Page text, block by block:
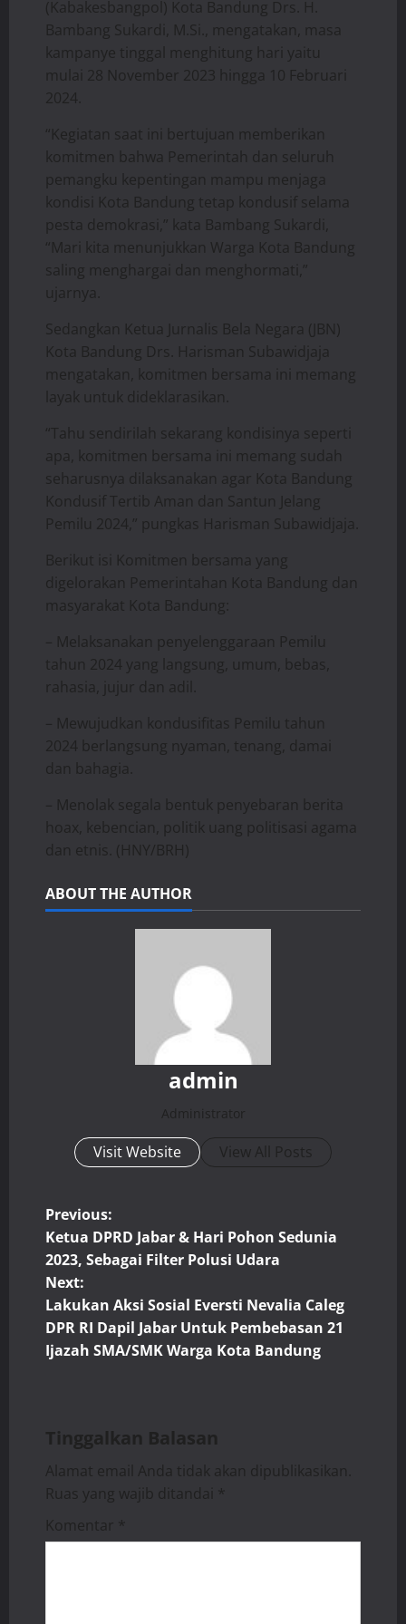
(Kabakesbangpol) Kota Bandung Drs. H.
Bambang Sukardi, M.Si., mengatakan, masa
kampanye tinggal menghitung hari yaitu
mulai 28 November 2023 hingga 10 Februari
2024.
“Kegiatan saat ini bertujuan memberikan
komitmen bahwa Pemerintah dan seluruh
pemangku kepentingan mampu menjaga
kondisi Kota Bandung tetap kondusif selama
pesta demokrasi,” kata Bambang Sukardi,
“Mari kita menunjukkan Warga Kota Bandung
saling menghargai dan menghormati,”
ujarnya.
Sedangkan Ketua Jurnalis Bela Negara (JBN)
Kota Bandung Drs. Harisman Subawidjaja
mengatakan, komitmen bersama ini memang
layak untuk dideklarasikan.
“Tahu sendirilah sekarang kondisinya seperti
apa, komitmen bersama ini memang sudah
seharusnya dilaksanakan agar Kota Bandung
Kondusif Tertib Aman dan Santun Jelang
Pemilu 2024,” pungkas Harisman Subawidjaja.
Berikut isi Komitmen bersama yang
digelorakan Pemerintahan Kota Bandung dan
masyarakat Kota Bandung:
– Melaksanakan penyelenggaraan Pemilu
tahun 2024 yang langsung, umum, bebas,
rahasia, jujur ​​dan adil.
– Mewujudkan kondusifitas Pemilu tahun
2024 berlangsung nyaman, tenang, damai
dan bahagia.
– Menolak segala bentuk penyebaran berita
hoax, kebencian, politik uang politisasi agama
dan etnis. (HNY/BRH)
ABOUT THE AUTHOR
admin
Administrator
Visit Website View All Posts
P
o
s
t
v
i
g
Previous:
Ketua DPRD Jabar & Hari Pohon Sedunia
2023, Sebagai Filter Polusi Udara
Next:
Lakukan Aksi Sosial Eversti Nevalia Caleg
DPR RI Dapil Jabar Untuk Pembebasan 21
Ijazah SMA/SMK Warga Kota Bandung
Tinggalkan Balasan
Alamat email Anda tidak akan dipublikasikan.
Ruas yang wajib ditandai
*
Komentar *